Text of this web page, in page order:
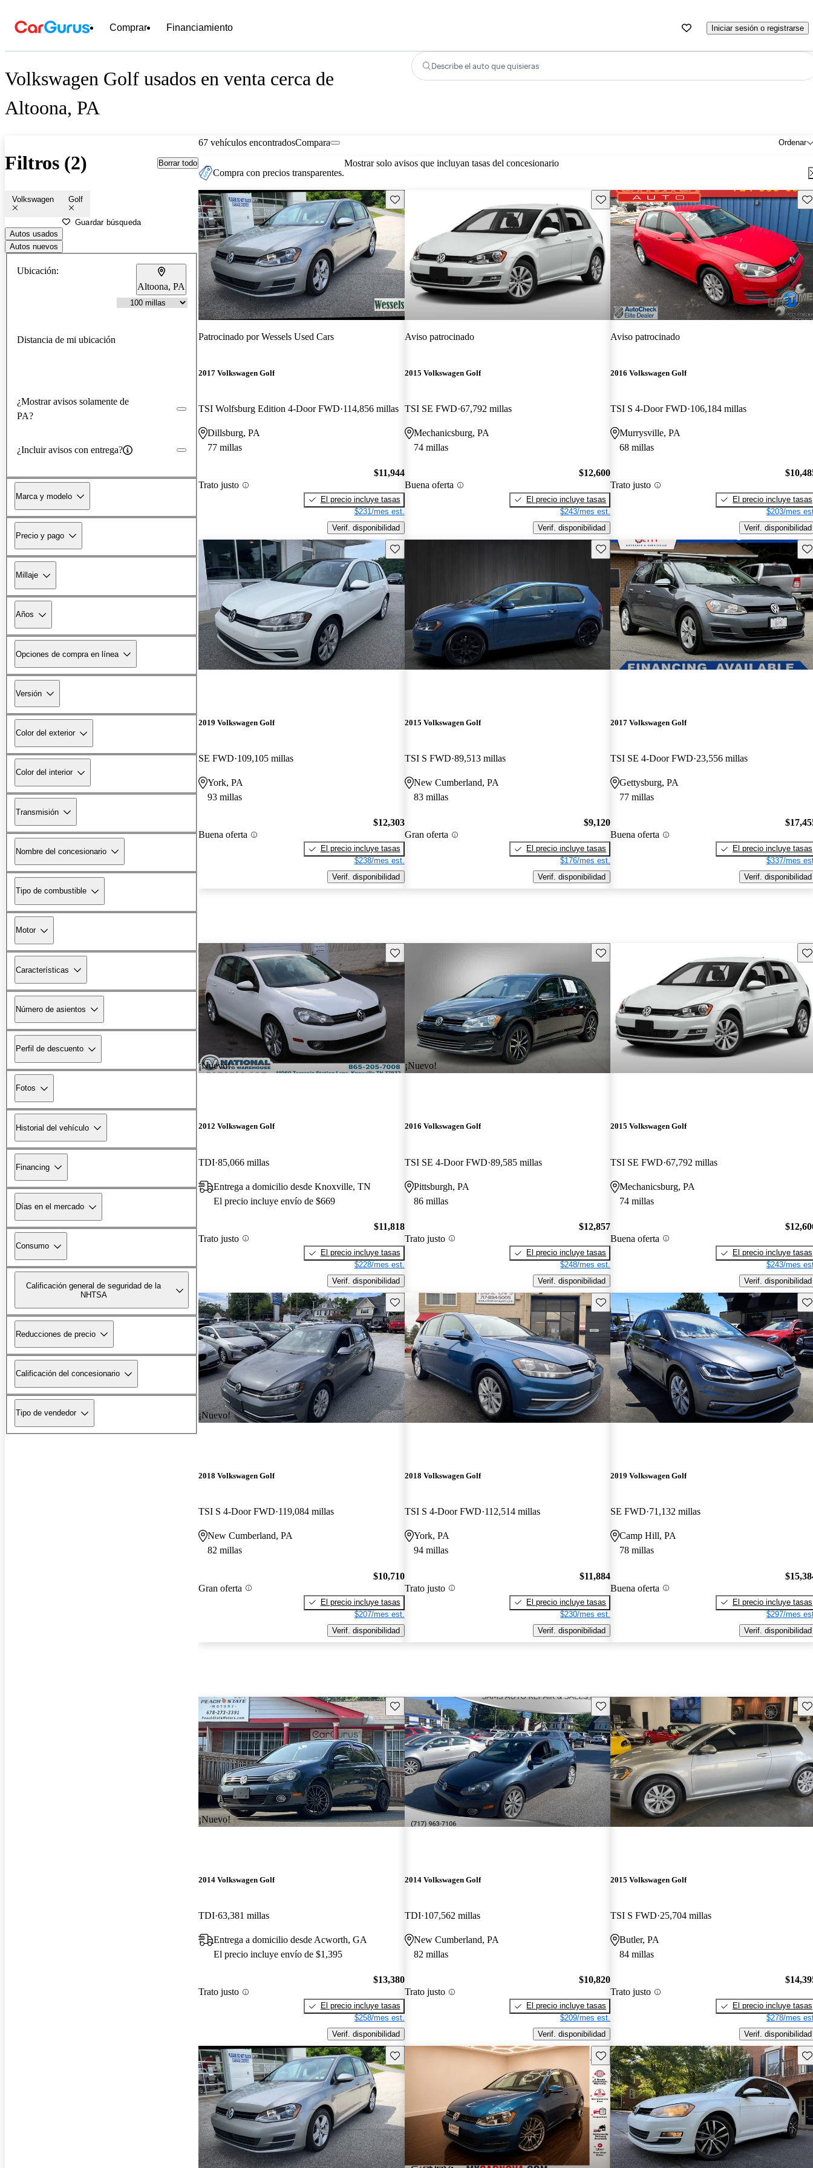
Comprar Financiamiento Iniciar sesión o registrarse
Volkswagen Golf usados en venta cerca de
Altoona, PA
Describe el auto que quisieras
Filtros (2) Borrar todo
Volkswagen Golf
Guardar búsqueda
Autos usados
Autos nuevos
Ubicación:
Altoona, PA
Distancia de mi ubicación
¿Mostrar avisos solamente de
PA?
¿Incluir avisos con entrega?
Marca y modelo
Precio y pago
Millaje
Años
Opciones de compra en línea
Versión
Color del exterior
Color del interior
Transmisión
Nombre del concesionario
Tipo de combustible
Motor
Características
Número de asientos
Perfil de descuento
Fotos
Historial del vehículo
Financing
Días en el mercado
Consumo
Calificación general de seguridad de la
NHTSA
Reducciones de precio
Calificación del concesionario
Tipo de vendedor
67 vehículos encontrados Ordenar
Compara
Compra con precios transparentes.
Mostrar solo avisos que incluyan tasas del concesionario
Guarda este Aviso
Patrocinado porWessels Used Cars
2017 Volkswagen Golf
TSI Wolfsburg Edition 4-Door FWD 114,856 millas
Dillsburg, PA
77 millas
Trato justo
$11,944
El precio incluye tasas
$231/mes est.
Verif. disponibilidad
Guarda este Aviso
Aviso patrocinado
2015 Volkswagen Golf
TSI SE FWD 67,792 millas
Mechanicsburg, PA
74 millas
Buena oferta
$12,600
El precio incluye tasas
$243/mes est.
Verif. disponibilidad
Aviso patrocinado
2016 Volkswagen Golf
TSI S 4-Door FWD 106,184 millas
Murrysville, PA
68 millas
Trato justo
El precio incluye tasas
$203/mes
Verif. disponibilidad
Guarda este Aviso
2019 Volkswagen Golf
SE FWD 109,105 millas
York, PA
93 millas
Buena oferta
$12,303
El precio incluye tasas
$238/mes est.
Verif. disponibilidad
Guarda este Aviso
2015 Volkswagen Golf
TSI S FWD 89,513 millas
New Cumberland, PA
83 millas
Gran oferta
$9,120
El precio incluye tasas
$176/mes est.
Verif. disponibilidad
2017 Volkswagen Golf
TSI SE 4-Door FWD 23,556 millas
Gettysburg, PA
77 millas
Buena oferta
El precio incluye tasas
$337/mes
Verif. disponibilidad
¡Nuevo!
Guarda este Aviso
2012 Volkswagen Golf
TDI 85,066 millas
Entrega a domicilio desde Knoxville, TN
El precio incluye envío de $669
Trato justo
$11,818
El precio incluye tasas
$228/mes est.
Verif. disponibilidad
¡Nuevo!
Guarda este Aviso
2016 Volkswagen Golf
TSI SE 4-Door FWD 89,585 millas
Pittsburgh, PA
86 millas
Trato justo
$12,857
El precio incluye tasas
$248/mes est.
Verif. disponibilidad
2015 Volkswagen Golf
TSI SE FWD 67,792 millas
Mechanicsburg, PA
74 millas
Buena oferta
El precio incluye tasas
$243/mes
Verif. disponibilidad
¡Nuevo!
Guarda este Aviso
2018 Volkswagen Golf
TSI S 4-Door FWD 119,084 millas
New Cumberland, PA
82 millas
Gran oferta
$10,710
El precio incluye tasas
$207/mes est.
Verif. disponibilidad
Guarda este Aviso
2018 Volkswagen Golf
TSI S 4-Door FWD 112,514 millas
York, PA
94 millas
Trato justo
$11,884
El precio incluye tasas
$230/mes est.
Verif. disponibilidad
2019 Volkswagen Golf
SE FWD 71,132 millas
Camp Hill, PA
78 millas
Buena oferta
El precio incluye tasas
$297/mes
Verif. disponibilidad
¡Nuevo!
Guarda este Aviso
2014 Volkswagen Golf
TDI 63,381 millas
Entrega a domicilio desde Acworth, GA
El precio incluye envío de $1,395
Trato justo
$13,380
El precio incluye tasas
$258/mes est.
Verif. disponibilidad
Guarda este Aviso
2014 Volkswagen Golf
TDI 107,562 millas
New Cumberland, PA
82 millas
Trato justo
$10,820
El precio incluye tasas
$209/mes est.
Verif. disponibilidad
2015 Volkswagen Golf
TSI S FWD 25,704 millas
Butler, PA
84 millas
Trato justo
El precio incluye tasas
$278/mes
Verif. disponibilidad
Guarda este Aviso Guarda este Aviso